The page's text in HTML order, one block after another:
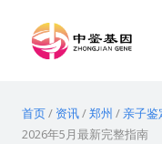
首页/ 资讯/郑州 / 亲子鉴
2026年5月最新完整指南